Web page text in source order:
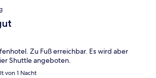
Zu Fuß erreichbar. Es wird aber
Shuttle angeboten.
von 1 Nacht